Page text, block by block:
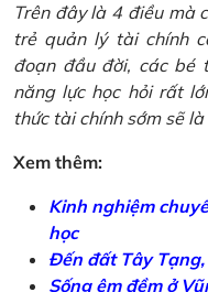
Trên đây là 4 điều mà
trẻ quản lý tài chính
đoạn đầu đời, các bé
năng lực học hỏi rất
thức tài chính sớm sẽ
Xem thêm:
Kinh nghiệm
học
Đến đất Tây
Sống êm đềm ở